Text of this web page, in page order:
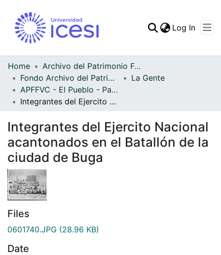
Statistics
Log In
Home
Archivo del Patrimonio Fotográfico y Fílmico del Valle del Cauca
Fondo Archivo del Patrimonio Fotográfico y Fílmico del Valle del Cauca
La Gente
APFFVC - El Pueblo - Patrimonial
Integrantes del Ejercito Nacional acantonados en el Batallón de la ciudad de Buga
Integrantes del Ejercito Nacional
acantonados en el Batallón de la
ciudad de Buga
Files
0601740.JPG (28.96 KB)
Date